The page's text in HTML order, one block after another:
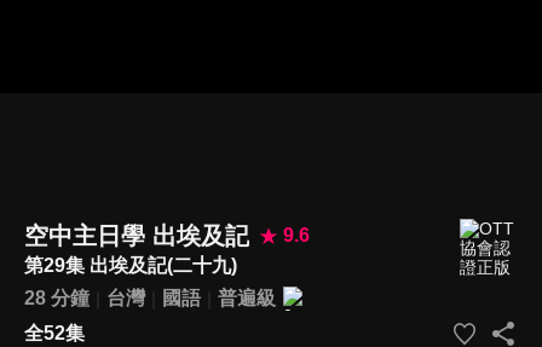
空中主日學 出埃及記
9.6
第29集 出埃及記(二十九)
28 分鐘
台灣 國語
普遍級
全52集